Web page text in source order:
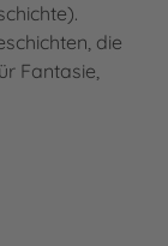
die
Fantasie,